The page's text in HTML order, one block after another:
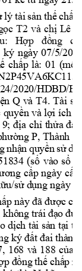
lý tài sản thế chấp
T2 và chị Lê
Hợp đồng
ký ngày 07/5/
chấp là: 01 (mộ
2020/HDBD/
Q và T4. Tài
quyền và lợi ích
9; địa chỉ thửa
P, Thành
nhận quyền sử
(số vào sổ
cấp ngày cấp
sử dụng ngày
này đã được
không trái đạo đứ
dịch tài sản tại
ký đất đai thành
168 và 188 của
đồng thế chấp